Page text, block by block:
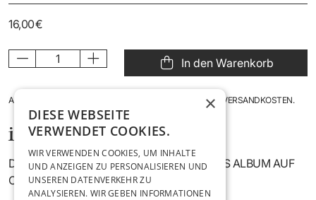
16,00 €
In den Warenkorb
ANGEZEIGTE PREISE INKL. DER GESETZL. MWST., ZZGL. VERSANDKOSTEN.
information
DU BEKOMMST ALS ERSTER UNSER NEUES ALBUM AUF
CD GESCHICKT!
×
DIESE WEBSEITE
VERWENDET COOKIES.
WIR VERWENDEN COOKIES, UM INHALTE
UND ANZEIGEN ZU PERSONALISIEREN UND
UNSEREN DATENVERKEHR ZU
ANALYSIEREN. WIR GEBEN INFORMATIONEN